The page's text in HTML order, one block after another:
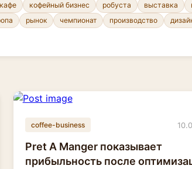
кафе кофейный бизнес робуста выставка
рынок чемпионат производство
coffee-business
Pret A Manger показывает
прибыльность после